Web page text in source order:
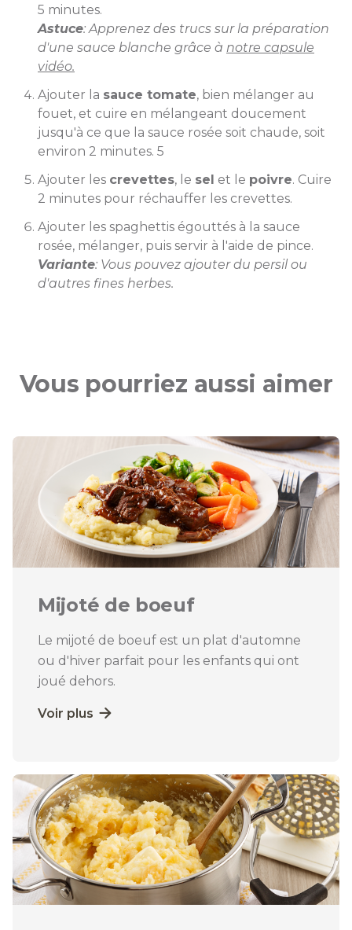
5 minutes.
Astuce: Apprenez des trucs sur la préparation
d'une sauce blanche grâce à notre capsule
vidéo.
Ajouter la sauce tomate, bien mélanger au
fouet, et cuire en mélangeant doucement
jusqu'à ce que la sauce rosée soit chaude, soit
environ 2 minutes. 5
Ajouter les crevettes, le sel et le poivre. Cuire
2 minutes pour réchauffer les crevettes.
Ajouter les spaghettis égouttés à la sauce
rosée, mélanger, puis servir à l'aide de pince.
Variante: Vous pouvez ajouter du persil ou
d'autres fines herbes.
Vous pourriez aussi aimer
Mijoté de boeuf
Le mijoté de boeuf est un plat d'automne
ou d'hiver parfait pour les enfants qui ont
joué dehors.
Voir plus